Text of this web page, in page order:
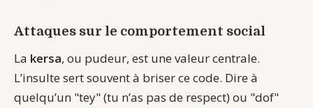
Attaques sur le comportement social
La kersa, ou pudeur, est une valeur centrale.
L’insulte sert souvent à briser ce code. Dire à
quelqu’un "tey" (tu n’as pas de respect) ou "dof"